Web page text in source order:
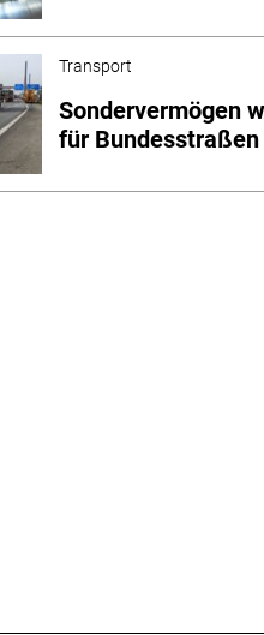
Transport
Sondervermögen
für Bundesstraßen